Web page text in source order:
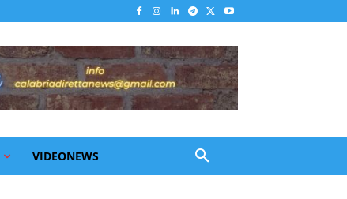
VIDEONEWS